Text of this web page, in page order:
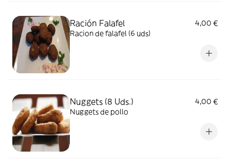
Ración Falafel
4,00 €
Racion de falafel (6 uds)
Nuggets (8 Uds.)
4,00 €
Nuggets de pollo